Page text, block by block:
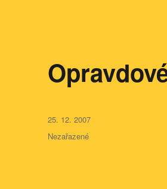
Publikováno:
25. 12. 2007
Rubriky:
Nezařazené